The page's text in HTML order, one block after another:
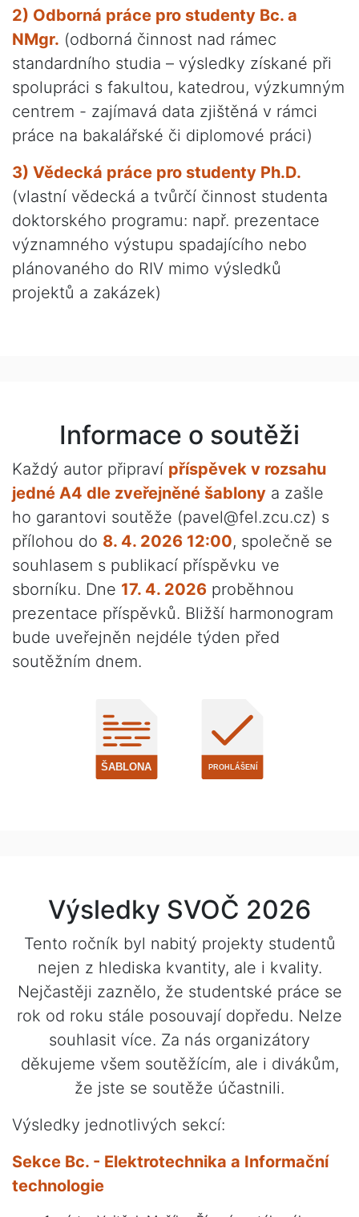
2) Odborná práce pro studenty Bc. a
NMgr. (odborná činnost nad rámec
standardního studia – výsledky získané při
spolupráci s fakultou, katedrou, výzkumným
centrem - zajímavá data zjištěná v rámci
práce na bakalářské či diplomové práci)
3) Vědecká práce pro studenty Ph.D.
(vlastní vědecká a tvůrčí činnost studenta
doktorského programu: např. prezentace
významného výstupu spadajícího nebo
plánovaného do RIV mimo výsledků
projektů a zakázek)
Informace o soutěži
Každý autor připraví příspěvek v rozsahu
jedné A4 dle zveřejněné šablony a zašle
ho garantovi soutěže (pavel@fel.zcu.cz) s
přílohou do 8. 4. 2026 12:00, společně se
souhlasem s publikací příspěvku ve
sborníku. Dne 17. 4. 2026 proběhnou
prezentace příspěvků. Bližší harmonogram
bude uveřejněn nejdéle týden před
soutěžním dnem.
Výsledky SVOČ 2026
Tento ročník byl nabitý projekty studentů
nejen z hlediska kvantity, ale i kvality.
Nejčastěji zaznělo, že studentské práce se
rok od roku stále posouvají dopředu. Nelze
souhlasit více. Za nás organizátory
děkujeme všem soutěžícím, ale i divákům,
že jste se soutěže účastnili.
Výsledky jednotlivých sekcí:
Sekce Bc. - Elektrotechnika a Informační
technologie